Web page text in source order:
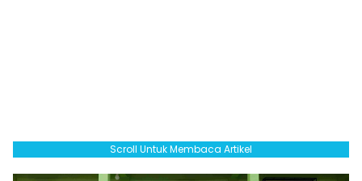
Scroll Untuk Membaca Artikel